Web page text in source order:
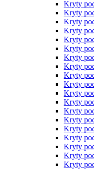
Kryty
Kryty
Kryty
Kryty
Kryty
Kryty
Kryty
Kryty
Kryty
Kryty
Kryty
Kryty
Kryty
Kryty
Kryty
Kryty
Kryty
Kryty
Kryty